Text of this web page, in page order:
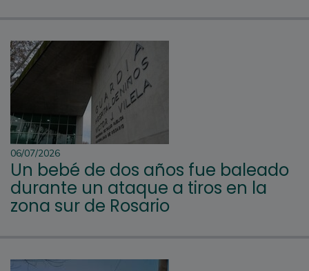
06/07/2026
Un bebé de dos años fue baleado
durante un ataque a tiros en la
zona sur de Rosario